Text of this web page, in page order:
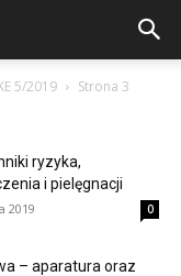
5/2019 Strona 3
ryzyka,
i pielęgnacji
2019 0
– aparatura oraz